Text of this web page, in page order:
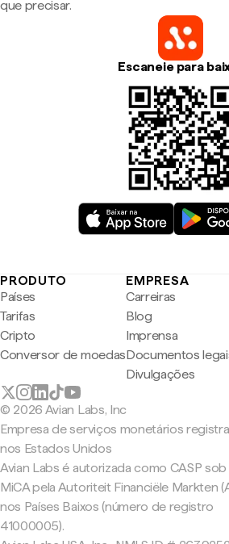
que precisar.
Escaneie para
PRODUTO
Países
Tarifas
Cripto
Conversor de moedas
EMPRESA
Carreiras
Blog
Imprensa
Documentos
Divulgações
© 2026 Avian Labs, Inc
Empresa de serviços monetários
nos Estados Unidos
Avian Labs é autorizada como CASP
MiCA pela Autoriteit Financiële Markten
nos Países Baixos (número de registro
41000005).